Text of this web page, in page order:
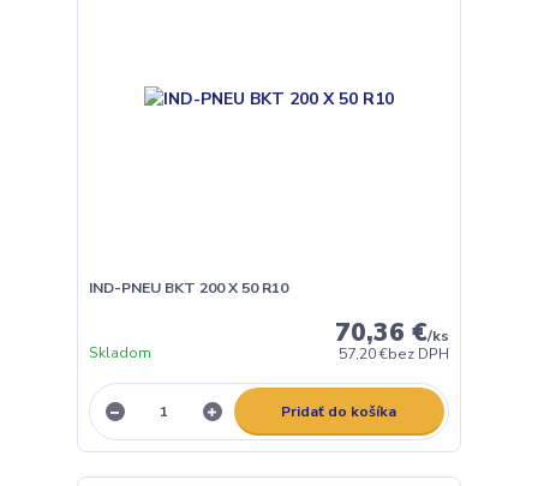
IND-PNEU BKT 200 X 50 R10
70,36 €/ks
57,20 €bez DPH
Skladom
Pridať do košíka